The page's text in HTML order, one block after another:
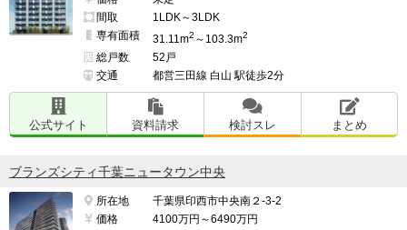
間取
1LDK～3LDK
専有面積
31.11m2 ～103.3m2
総戸数
52戸
交通
都営三田線 白山 駅徒歩2分
公式サイト 資料請求 検討スレ まとめ
ブランズシティ千葉ニュータウン中央
所在地
千葉県印西市中央南２-3-2
価格
4100万円～6490万円